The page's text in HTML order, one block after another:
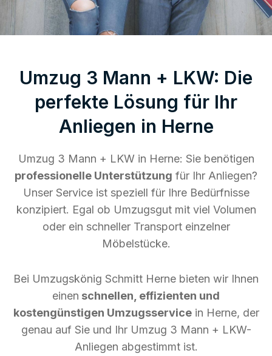
Umzug 3 Mann + LKW: Die
perfekte Lösung für Ihr
Anliegen in Herne
Umzug 3 Mann + LKW in Herne: Sie benötigen
professionelle Unterstützung für Ihr Anliegen?
Unser Service ist speziell für Ihre Bedürfnisse
konzipiert. Egal ob Umzugsgut mit viel Volumen
oder ein schneller Transport einzelner
Möbelstücke.
Bei Umzugskönig Schmitt Herne bieten wir Ihnen
einen schnellen, effizienten und
kostengünstigen Umzugsservicein Herne, der
genau auf Sie und Ihr Umzug 3 Mann + LKW-
Anliegen abgestimmt ist.